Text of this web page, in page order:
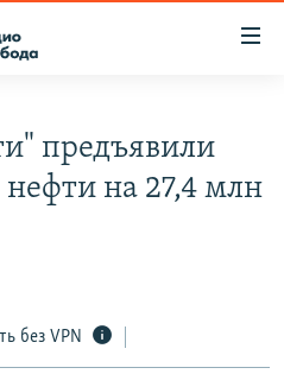
предъявили
на 27,4 млн
без VPN